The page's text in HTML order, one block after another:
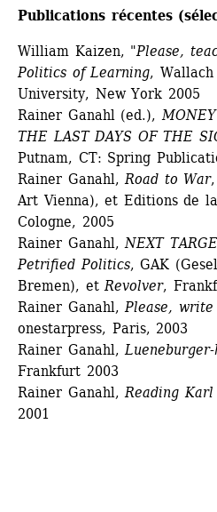
Publications récentes
William Kaizen, "Please,
Politics of Learning,
University, New York 2005
Rainer Ganahl (ed.),
THE LAST DAYS OF THE
Putnam, CT: Spring
Rainer Ganahl, Road to War
Art Vienna), et Editions de
Cologne, 2005
Rainer Ganahl, NEXT
Petrified Politics, GAK
Bremen), et Revolver,
Rainer Ganahl, Please,
onestarpress, Paris, 2003
Rainer Ganahl,
Frankfurt 2003
Rainer Ganahl, Reading
2001